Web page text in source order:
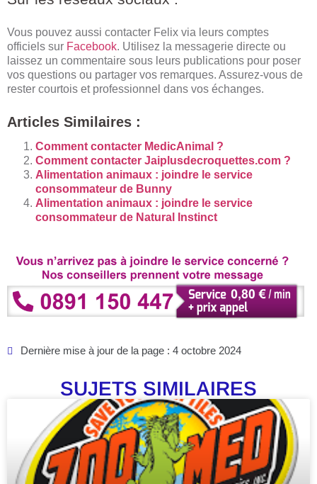
Vous pouvez aussi contacter Felix via leurs comptes
officiels sur Facebook. Utilisez la messagerie directe ou
laissez un commentaire sous leurs publications pour poser
vos questions ou partager vos remarques. Assurez-vous de
rester courtois et professionnel dans vos échanges.
Articles Similaires :
Comment contacter MedicAnimal ?
Comment contacter Jaiplusdecroquettes.com ?
Alimentation animaux : joindre le service
consommateur de Bunny
Alimentation animaux : joindre le service
consommateur de Natural Instinct
Dernière mise à jour de la page : 4 octobre 2024
SUJETS SIMILAIRES